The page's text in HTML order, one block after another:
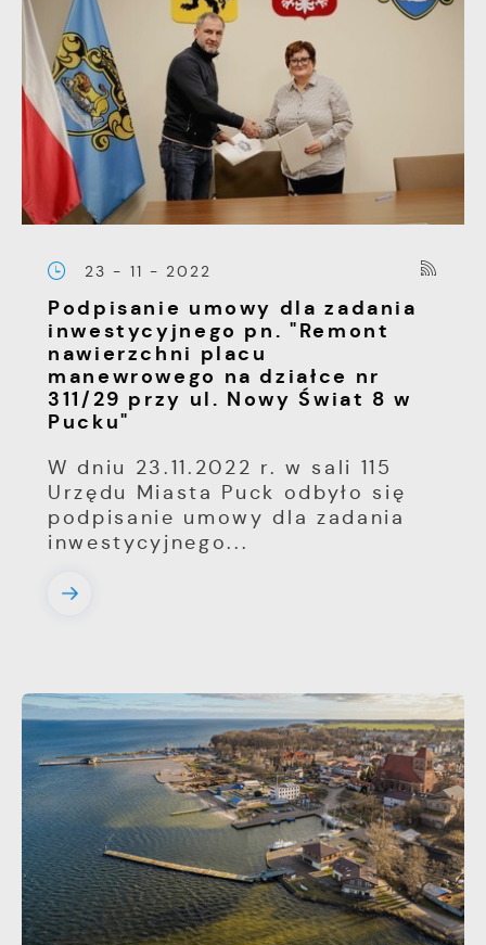
23 - 11 - 2022
Podpisanie umowy dla zadania
inwestycyjnego pn. "Remont
nawierzchni placu
manewrowego na działce nr
311/29 przy ul. Nowy Świat 8 w
Pucku"
W dniu 23.11.2022 r. w sali 115
Urzędu Miasta Puck odbyło się
podpisanie umowy dla zadania
inwestycyjnego...